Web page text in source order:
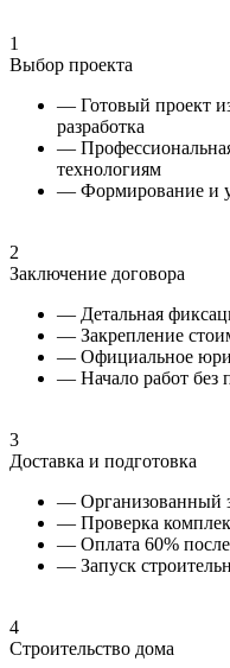
1
Выбор проекта
— Готовый проект
разработка
—
технологиям
— Формирование и
2
Заключение договора
— Детальная
— Закрепление
— Официальное
— Начало работ без
3
Доставка и подготовка
— Организованный
— Проверка
— Оплата 60% после
— Запуск
4
Строительство дома